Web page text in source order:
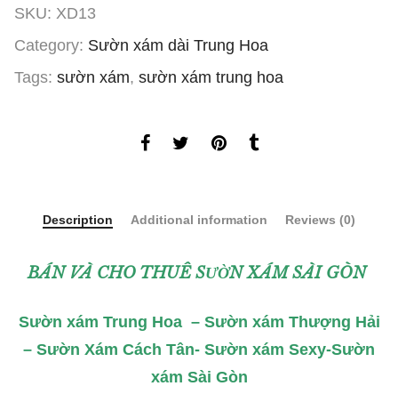
SKU: XD13
Category: Sườn xám dài Trung Hoa
Tags: sườn xám, sườn xám trung hoa
Description Additional information Reviews (0)
BÁN VÀ CHO THUÊ SƯỜN XÁM SÀI GÒN
Sườn xám Trung Hoa – Sườn xám Thượng Hải
– Sườn Xám Cách Tân- Sườn xám Sexy-Sườn
xám Sài Gòn